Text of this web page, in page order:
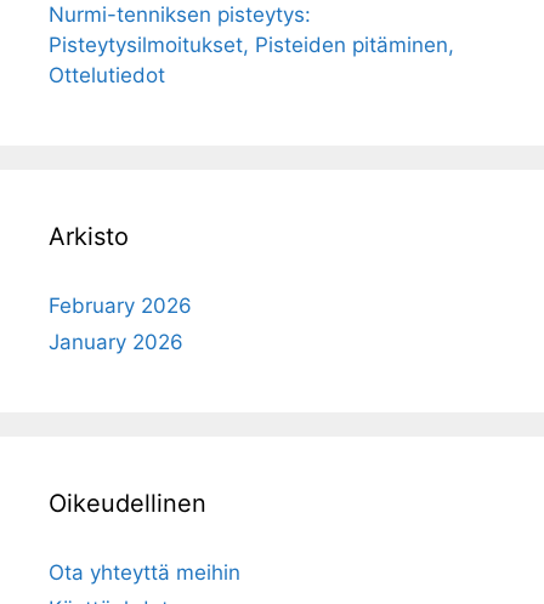
Nurmi-tenniksen pisteytys:
Pisteytysilmoitukset, Pisteiden pitäminen,
Ottelutiedot
Arkisto
February 2026
January 2026
Oikeudellinen
Ota yhteyttä meihin